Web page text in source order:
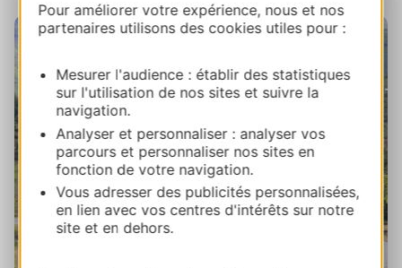
Pour améliorer votre expérience, nous et nos
partenaires utilisons des cookies utiles pour :
Mesurer l'audience : établir des statistiques
sur l'utilisation de nos sites et suivre la
navigation.
Analyser et personnaliser : analyser vos
parcours et personnaliser nos sites en
fonction de votre navigation.
Vous adresser des publicités personnalisées,
en lien avec vos centres d'intérêts sur notre
site et en dehors.